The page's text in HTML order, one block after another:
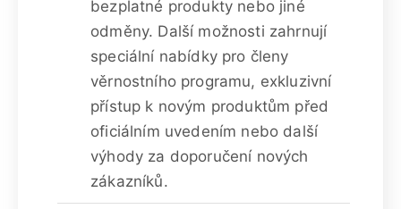
bezplatné produkty nebo jiné
odměny. Další možnosti zahrnují
speciální nabídky pro členy
věrnostního programu, exkluzivní
přístup k novým produktům před
oficiálním uvedením nebo další
výhody za doporučení nových
zákazníků.